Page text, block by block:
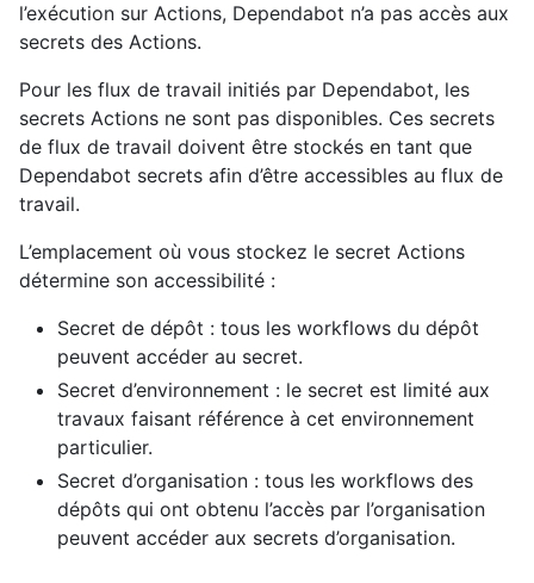
l’exécution sur Actions, Dependabot n’a pas accès aux
secrets des Actions.
Pour les flux de travail initiés par Dependabot, les
secrets Actions ne sont pas disponibles. Ces secrets
de flux de travail doivent être stockés en tant que
Dependabot secrets afin d’être accessibles au flux de
travail.
L’emplacement où vous stockez le secret Actions
détermine son accessibilité :
Secret de dépôt : tous les workflows du dépôt
peuvent accéder au secret.
Secret d’environnement : le secret est limité aux
travaux faisant référence à cet environnement
particulier.
Secret d’organisation : tous les workflows des
dépôts qui ont obtenu l’accès par l’organisation
peuvent accéder aux secrets d’organisation.